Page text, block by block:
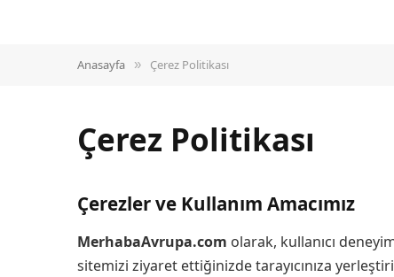
Anasayfa » Çerez Politikası
Çerez Politikası
Çerezler ve Kullanım Amacımız
MerhabaAvrupa.com olarak, kullanıcı
sitemizi ziyaret ettiğinizde tarayıcınıza